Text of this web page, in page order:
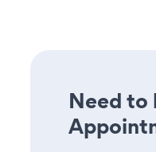
Need to